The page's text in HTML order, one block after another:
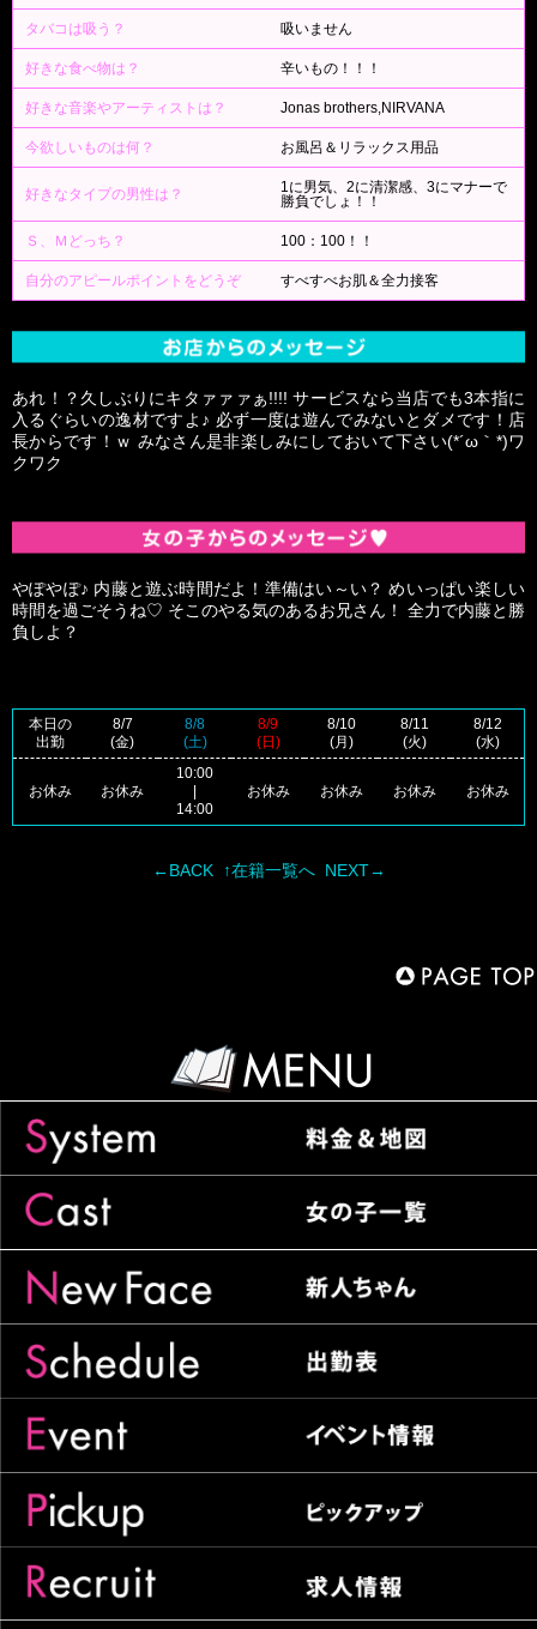
タバコは吸う？ 吸いません
好きな食べ物は？ 辛いもの！！！
好きな音楽やアーティストは？ Jonas brothers,NIRVANA
今欲しいものは何？ お風呂＆リラックス用品
好きなタイプの男性は？
1に男気、2に清潔感、3にマナーで
勝負でしょ！！
Ｓ、Ｍどっち？ 100：100！！
自分のアピールポイントをどうぞ すべすべお肌＆全力接客
あれ！？久しぶりにキタァァァぁ!!!! サービスなら当店でも3本指に
入るぐらいの逸材ですよ♪ 必ず一度は遊んでみないとダメです！店
長からです！ｗ みなさん是非楽しみにしておいて下さい(*´ω｀*)ワ
クワク
やぽやぽ♪ 内藤と遊ぶ時間だよ！準備はい～い？ めいっぱい楽しい
時間を過ごそうね♡ そこのやる気のあるお兄さん！ 全力で内藤と勝
負しよ？
本日の
出勤
8/7
(金)
8/8
(土)
8/9
(日)
8/10
(月)
8/11
(火)
8/12
(水)
お休み お休み
10:00
14:00
お休み お休み お休み お休み
←BACK ↑在籍一覧へ NEXT→